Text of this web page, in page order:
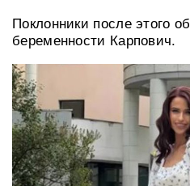
Поклонники после этого
беременности Карпович.